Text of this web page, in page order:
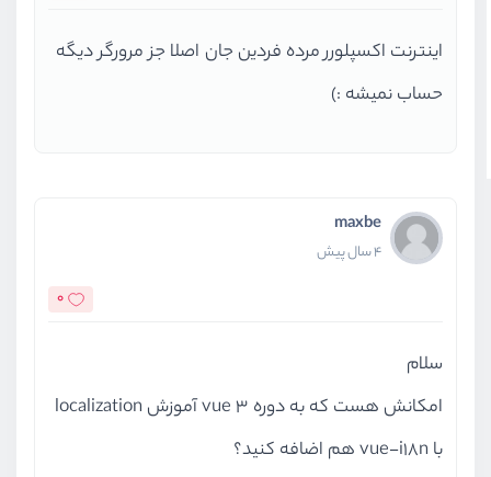
اینترنت اکسپلورر مرده فردین جان اصلا جز مرورگر دیگه
حساب نمیشه :)
maxbe
4 سال پیش
0
سلام
امکانش هست که به دوره vue 3 آموزش localization
با vue-i18n هم اضافه کنید؟